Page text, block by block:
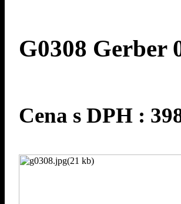
G0308 Gerber
Cena s DPH :